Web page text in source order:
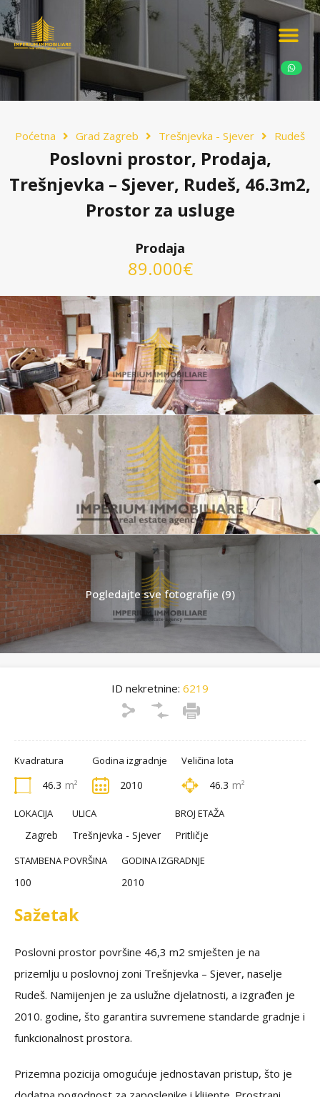
Poćetna Grad Zagreb Trešnjevka - Sjever Rudeš
Poslovni prostor, Prodaja,
Trešnjevka – Sjever, Rudeš, 46.3m2,
Prostor za usluge
Prodaja
89.000€
Pogledajte sve fotografije (9)
ID nekretnine: 6219
Kvadratura
46.3 m²
Godina izgradnje
2010
Veličina lota
46.3 m²
LOKACIJA
Zagreb
ULICA
Trešnjevka - Sjever
BROJ ETAŽA
Pritličje
STAMBENA POVRŠINA
100
GODINA IZGRADNJE
2010
Sažetak
Poslovni prostor površine 46,3 m2 smješten je na
prizemlju u poslovnoj zoni Trešnjevka – Sjever, naselje
Rudeš. Namijenjen je za uslužne djelatnosti, a izgrađen je
2010. godine, što garantira suvremene standarde gradnje i
funkcionalnost prostora.
Prizemna pozicija omogućuje jednostavan pristup, što je